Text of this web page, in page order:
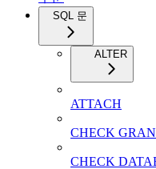
SQL 문
ALTER
ATTACH
CHECK
CHECK